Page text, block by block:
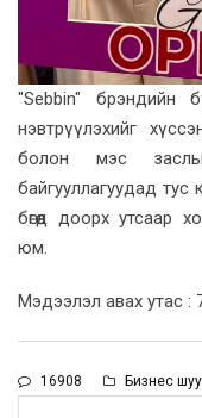
"Sebbin" брэндийн
нэвтрүүлэхийг
болон мэс
байгууллагуудад тус
бөгөөд доорх
юм.
Мэдээлэл авах утас :
16908 Бизнес